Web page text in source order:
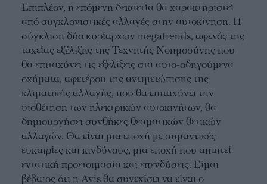
Επιπλέον, η επόμενη δεκαετία θα χαρακτηριστεί
από συγκλονιστικές αλλαγές στην αυτοκίνηση. Η
σύγκλιση δύο κυρίαρχων megatrends, αφενός της
ταχείας εξέλιξης της Τεχνητής Νοημοσύνης που
θα επιταχύνει τις εξελίξεις στα αυτο-οδηγούμενα
οχήματα, αφετέρου της αντιμετώπισης της
κλιματικής αλλαγής, που θα επιταχύνει την
υιοθέτηση των ηλεκτρικών αυτοκινήτων, θα
δημιουργήσει συνθήκες θεαματικών θετικών
αλλαγών. Θα είναι μια εποχή με σημαντικές
ευκαιρίες και κινδύνους, μια εποχή που απαιτεί
εντατική προετοιμασία και επενδύσεις. Είμαι
βέβαιος ότι η Avis θα συνεχίσει να είναι ο